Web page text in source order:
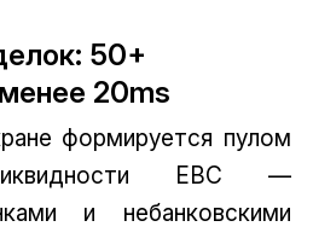
50+
20ms
формируется пулом
EBC —
и небанковскими